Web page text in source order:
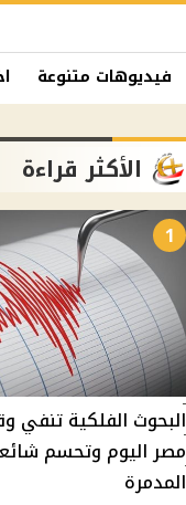
فيديوهات متنوعة
الأكثر قراءة
1
البحوث الفلكية تنفي
مصر اليوم وتحسم
المدمرة